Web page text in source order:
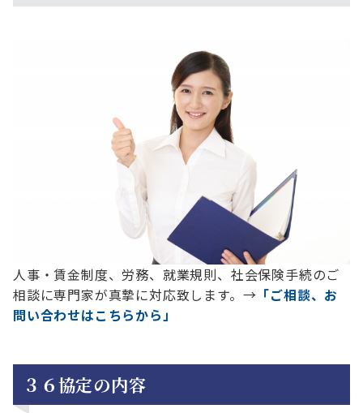
人事・賃金制度、労務、就業規則、社会保険手続のご
相談に専門家が真摯に対応致します。→ 「ご相談、お
問い合わせはこちらから」
３６協定の内容